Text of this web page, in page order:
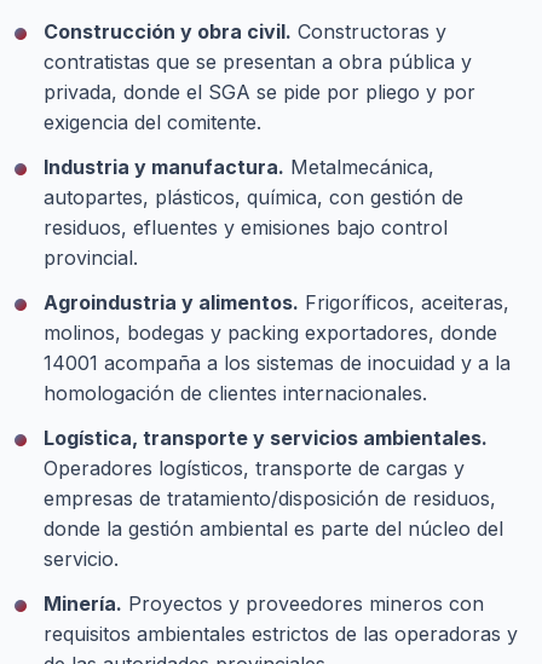
Construcción y obra civil. Constructoras y
contratistas que se presentan a obra pública y
privada, donde el SGA se pide por pliego y por
exigencia del comitente.
Industria y manufactura. Metalmecánica,
autopartes, plásticos, química, con gestión de
residuos, efluentes y emisiones bajo control
provincial.
Agroindustria y alimentos. Frigoríficos, aceiteras,
molinos, bodegas y packing exportadores, donde
14001 acompaña a los sistemas de inocuidad y a la
homologación de clientes internacionales.
Logística, transporte y servicios ambientales.
Operadores logísticos, transporte de cargas y
empresas de tratamiento/disposición de residuos,
donde la gestión ambiental es parte del núcleo del
servicio.
Minería. Proyectos y proveedores mineros con
requisitos ambientales estrictos de las operadoras y